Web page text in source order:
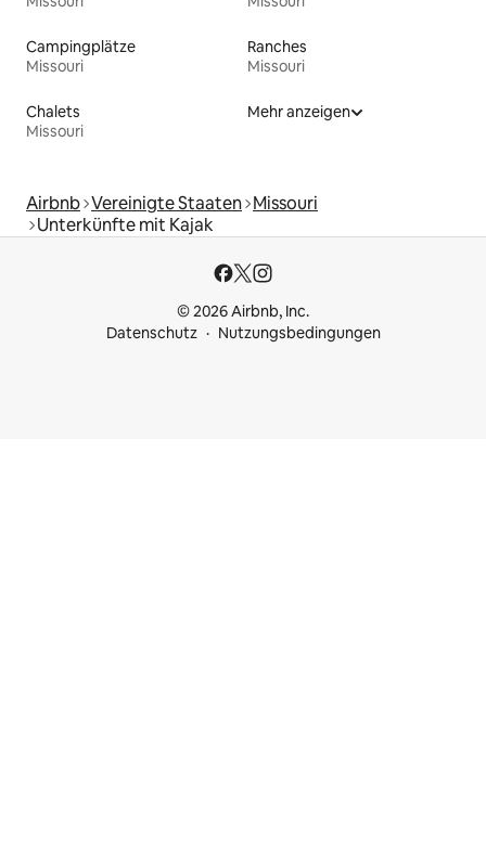
Campingplätze
Missouri
Ranches
Missouri
Chalets
Missouri
Mehr anzeigen
Airbnb Vereinigte Staaten Missouri
Unterkünfte mit Kajak
© 2026 Airbnb, Inc.
Datenschutz
Nutzungsbedingungen